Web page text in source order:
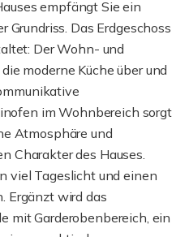
empfängt Sie ein
Das Erdgeschoss
Der Wohn- und
moderne Küche über und
im Wohnbereich sorgt
Atmosphäre und
Charakter des Hauses.
viel Tageslicht und einen
Ergänzt wird das
mit Garderobenbereich, ein